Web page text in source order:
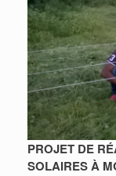
PROJET DE
SOLAIRES À